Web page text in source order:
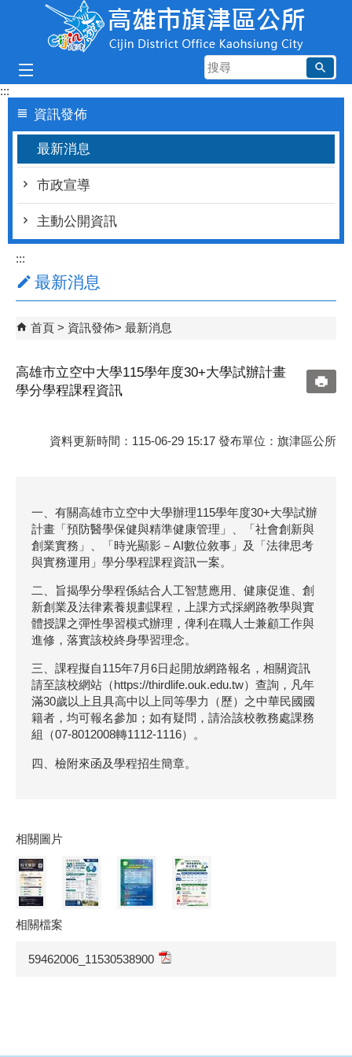
跳到主要內容區塊
搜
尋
:::
資訊發佈
最新消息
市政宣導
主動公開資訊
:::
最新消息
首頁 資訊發佈 最新消息
高雄市立空中大學115學年度30+大學試辦計畫
學分學程課程資訊
資料更新時間：115-06-29 15:17 發布單位：旗津區公所
一、有關高雄市立空中大學辦理115學年度30+大學試辦
計畫「預防醫學保健與精準健康管理」、「社會創新與
創業實務」、「時光顯影－AI數位敘事」及「法律思考
與實務運用」學分學程課程資訊一案。
二、旨揭學分學程係結合人工智慧應用、健康促進、創
新創業及法律素養規劃課程，上課方式採網路教學與實
體授課之彈性學習模式辦理，俾利在職人士兼顧工作與
進修，落實該校終身學習理念。
三、課程擬自115年7月6日起開放網路報名，相關資訊
請至該校網站（https://thirdlife.ouk.edu.tw）查詢，凡年
滿30歲以上且具高中以上同等學力（歷）之中華民國國
籍者，均可報名參加；如有疑問，請洽該校教務處課務
組（07-8012008轉1112-1116）。
四、檢附來函及學程招生簡章。
相關圖片
相關檔案
59462006_11530538900